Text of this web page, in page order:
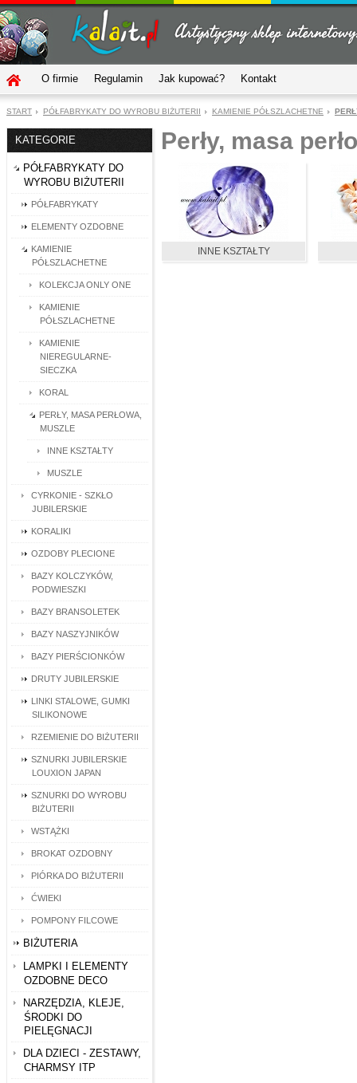
O firmie Regulamin Jak kupować? Kontakt
START PÓŁFABRYKATY DO WYROBU BIŻUTERII KAMIENIE PÓŁSZLACHETNE
KATEGORIE
PÓŁFABRYKATY DO
WYROBU BIŻUTERII
PÓŁFABRYKATY
ELEMENTY OZDOBNE
KAMIENIE
PÓŁSZLACHETNE
KOLEKCJA ONLY ONE
KAMIENIE
PÓŁSZLACHETNE
KAMIENIE
NIEREGULARNE-
SIECZKA
KORAL
PERŁY, MASA PERŁOWA,
MUSZLE
INNE KSZTAŁTY
MUSZLE
CYRKONIE - SZKŁO
JUBILERSKIE
KORALIKI
OZDOBY PLECIONE
BAZY KOLCZYKÓW,
PODWIESZKI
BAZY BRANSOLETEK
BAZY NASZYJNIKÓW
BAZY PIERŚCIONKÓW
DRUTY JUBILERSKIE
LINKI STALOWE, GUMKI
SILIKONOWE
RZEMIENIE DO BIŻUTERII
SZNURKI JUBILERSKIE
LOUXION JAPAN
SZNURKI DO WYROBU
BIŻUTERII
WSTĄŻKI
BROKAT OZDOBNY
PIÓRKA DO BIŻUTERII
ĆWIEKI
POMPONY FILCOWE
BIŻUTERIA
LAMPKI I ELEMENTY
OZDOBNE DECO
NARZĘDZIA, KLEJE,
ŚRODKI DO
PIELĘGNACJI
DLA DZIECI - ZESTAWY,
CHARMSY ITP
Perły, masa
INNE KSZTAŁTY